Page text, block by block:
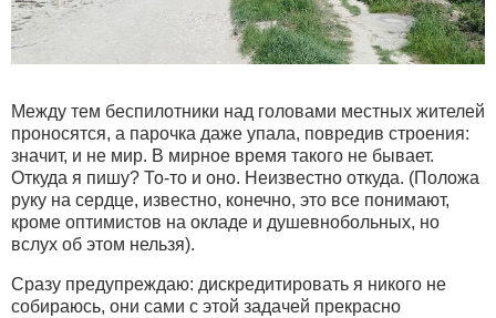
Между тем беспилотники над головами местных жителей
проносятся, а парочка даже упала, повредив строения:
значит, и не мир. В мирное время такого не бывает.
Откуда я пишу? То-то и оно. Неизвестно откуда. (Положа
руку на сердце, известно, конечно, это все понимают,
кроме оптимистов на окладе и душевнобольных, но
вслух об этом нельзя).
Сразу предупреждаю: дискредитировать я никого не
собираюсь, они сами с этой задачей прекрасно